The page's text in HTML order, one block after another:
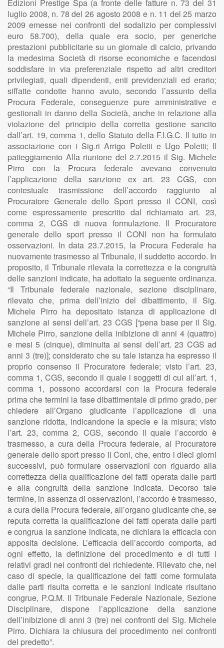
Edizioni Prestige Spa (a fronte delle fatture n. 73 del 31
luglio 2008, n. 78 del 26 agosto 2008 e n. 11 del 25 marzo
2009 emesse nei confronti del sodalizio per complessivi
euro 58.700), della quale era socio, per generiche
prestazioni pubblicitarie su un giornale di calcio, privando
la medesima Società di risorse economiche e facendosi
soddisfare in via preferenziale rispetto ad altri creditori
privilegiati, quali dipendenti, enti previdenziali ed erario;
siffatte condotte hanno avuto, secondo l’assunto della
Procura Federale, conseguenze pure amministrative e
gestionali in danno della Società, anche in relazione alla
violazione del principio della corretta gestione sancito
dall’art. 19, comma 1, dello Statuto della F.I.G.C. Il tutto in
associazione con i Sig.ri Arrigo Poletti e Ugo Poletti; Il
patteggiamento Alla riunione del 2.7.2015 il Sig. Michele
Pirro con la Procura federale avevano convenuto
l’applicazione della sanzione ex art. 23 CGS, con
contestuale trasmissione dell’accordo raggiunto al
Procuratore Generale dello Sport presso il CONI, così
come espressamente prescritto dal richiamato art. 23,
comma 2, CGS di nuova formulazione. Il Procuratore
generale dello sport presso il CONI non ha formulato
osservazioni. In data 23.7.2015, la Procura Federale ha
nuovamente trasmesso al Tribunale, il suddetto accordo. In
proposito, il Tribunale rilevata la correttezza e la congruità
delle sanzioni indicate, ha adottato la seguente ordinanza.
“Il Tribunale federale nazionale, sezione disciplinare,
rilevato che, prima dell’inizio del dibattimento, il Sig.
Michele Pirro ha depositato istanza di applicazione di
sanzione ai sensi dell’art. 23 CGS [“pena base per il Sig.
Michele Pirro, sanzione della inibizione di anni 4 (quattro)
e mesi 5 (cinque), diminuita ai sensi dell’art. 23 CGS ad
anni 3 (tre)]; considerato che su tale istanza ha espresso il
proprio consenso il Procuratore federale; visto l’art. 23,
comma 1, CGS, secondo il quale i soggetti di cui all’art. 1,
comma 1, possono accordarsi con la Procura federale
prima che termini la fase dibattimentale di primo grado, per
chiedere all’Organo giudicante l’applicazione di una
sanzione ridotta, indicandone la specie e la misura; visto
l’art. 23, comma 2, CGS, secondo il quale l’accordo è
trasmesso, a cura della Procura federale, al Procuratore
generale dello sport presso il Coni, che, entro i dieci giorni
successivi, può formulare osservazioni con riguardo alla
correttezza della qualificazione dei fatti operata dalle parti
e alla congruità della sanzione indicata. Decorso tale
termine, in assenza di osservazioni, l’accordo è trasmesso,
a cura della Procura federale, all’organo giudicante che, se
reputa corretta la qualificazione dei fatti operata dalle parti
e congrua la sanzione indicata, ne dichiara la efficacia con
apposita decisione. L’efficacia dell’accordo comporta, ad
ogni effetto, la definizione del procedimento e di tutti i
relativi gradi nei confronti del richiedente. Rilevato che, nel
caso di specie, la qualificazione dei fatti come formulata
dalle parti risulta corretta e le sanzioni indicate risultano
congrue, P.Q.M. Il Tribunale Federale Nazionale, Sezione
Disciplinare, dispone l’applicazione della sanzione
dell’inibizione di anni 3 (tre) nei confronti del Sig. Michele
Pirro. Dichiara la chiusura del procedimento nei confronti
del predetto”.